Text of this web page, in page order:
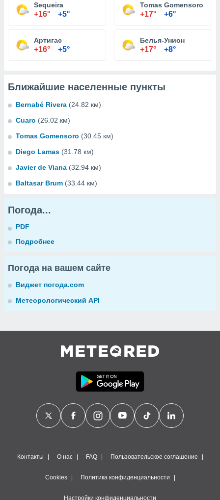
Sequeira
+16° +5°
Tomas Gomensoro
+17° +6°
Артигас
+16° +5°
Белья-Унион
+17° +8°
Ближайшие населенные пункты
Bernabé Rivera (24.82 км)
Cuaro (26.02 км)
Tomas Gomensoro (30.45 км)
Diego Lamas (31.78 км)
Javier de Viana (32.94 км)
Baltasar Brum (33.44 км)
Погода...
PDF
Подробнее
Погода на вашем сайте
Виджет погода.com
Метеорологический API
Контакты О нас FAQ Пользовательское соглашение
Cookies Политика конфиденциальности
Настройки конфиденциальности